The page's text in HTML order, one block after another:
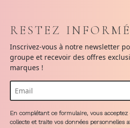
RESTEZ
Inscrivez-vous à notre newsletter
groupe et recevoir des offres
marques !
En complétant ce formulaire, vous acceptez
collecte et traite vos données personnelles